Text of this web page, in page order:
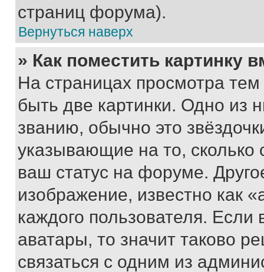
страниц форума).
Вернуться наверх
» Как поместить картинку
На страницах просмотра
быть две картинки. Одно из
званию, обычно это
указывающие на то,
ваш статус на форуме.
изображение, известно как
каждого пользователя.
аватары, то значит таково
связаться с одним из